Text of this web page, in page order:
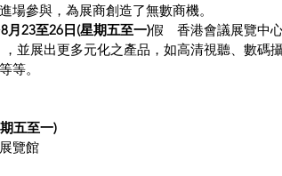
場參與，為展商創造了無數商機。
8月23至26日(星期五至一)假　香港會議展覽中
並展出更多元化之產品，如高清視聽、數碼
等。
五至一)
覽館